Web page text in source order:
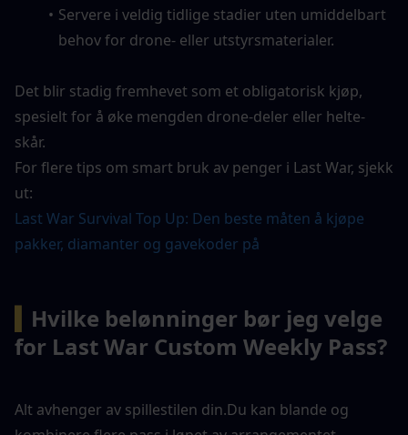
Servere i veldig tidlige stadier uten umiddelbart
behov for drone- eller utstyrsmaterialer.
Det blir stadig fremhevet som et obligatorisk kjøp,
spesielt for å øke mengden drone-deler eller helte-
skår.
For flere tips om smart bruk av penger i Last War, sjekk
ut:
Last War Survival Top Up: Den beste måten å kjøpe
pakker, diamanter og gavekoder på
Hvilke belønninger bør jeg velge
for Last War Custom Weekly Pass?
Alt avhenger av spillestilen din.Du kan blande og